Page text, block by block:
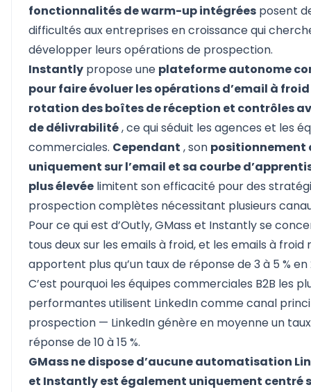
fonctionnalités de warm-up intégrées posent
difficultés aux entreprises en croissance qui
développer leurs opérations de prospection.
Instantly propose une plateforme autonome
pour faire évoluer les opérations d’email à
rotation des boîtes de réception et contrôles
de délivrabilité, ce qui séduit les agences et les
commerciales. Cependant , son positionnement
uniquement sur l’email et sa courbe
plus élevée limitent son efficacité pour des
prospection complètes nécessitant plusieurs
Pour ce qui est d’Outly, GMass et Instantly se
tous deux sur les emails à froid, et les emails à froid
apportent plus qu’un taux de réponse de 3 à 5 % en
C’est pourquoi les équipes commerciales B2B les
performantes utilisent LinkedIn comme canal
prospection — LinkedIn génère en moyenne un
réponse de 10 à 15 %.
GMass ne dispose d’aucune automatisation
et Instantly est également uniquement centré